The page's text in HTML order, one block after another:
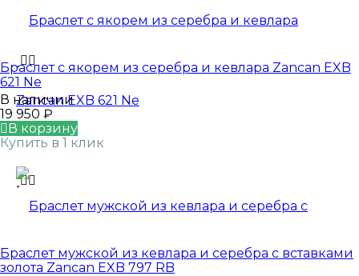
Браслет с якорем из серебра и кевлара Zancan EXB
621 Ne
В наличии
19 950 ₽
В корзину
Купить в 1 клик
Браслет мужской из кевлара и серебра с вставками
золота Zancan EXB 797 RB